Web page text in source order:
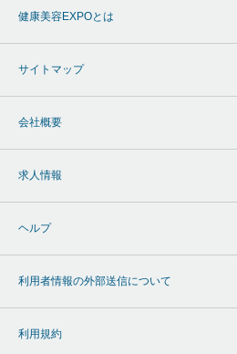
健康美容EXPOとは
サイトマップ
会社概要
求人情報
ヘルプ
利用者情報の外部送信について
利用規約